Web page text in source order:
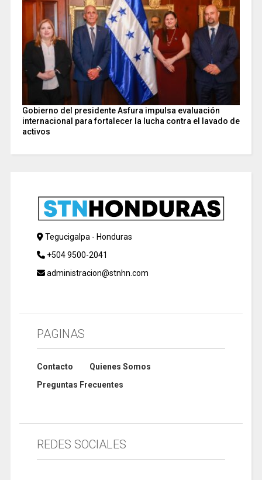
Gobierno del presidente Asfura impulsa evaluación
internacional para fortalecer la lucha contra el lavado de
activos
Tegucigalpa - Honduras
+504 9500-2041
administracion@stnhn.com
PAGINAS
Contacto
Quienes Somos
Preguntas Frecuentes
REDES SOCIALES